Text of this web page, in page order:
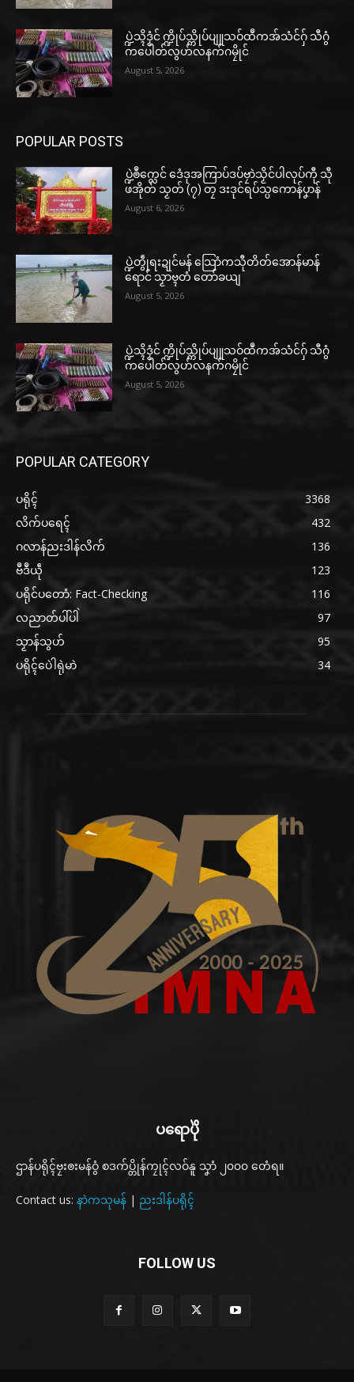
ပ္ဍဲသ္ၚိဒၟံင် က္ဍိုပ်သ္ကိုပ်ပျူသဝ်ထဳကအ်သံင်ဂှ် သီဂွံ
ကပေါတ်လွဟ်လနက်ဂမၠိုင်
August 5, 2026
POPULAR POSTS
ပ္ဍဲၜဳက္လေင် ဒေံဒုအကြာပ်ဒပ်ဗၠာဲသၟိင်ပါလုပ်ကီု သီု
ဖအိုတ် သၟတ် (၇) တၠ ဒးဒုင်ရပ်သ္ပကောန်ပၞာန်
August 6, 2026
ပ္ဍဲတွဵုရးဍုင်မန် သြောံကသီုတိတ်အောန်မာန်
ရောင် သၟာဗ္ၚတံ တော်ခယျ
August 5, 2026
ပ္ဍဲသ္ၚိဒၟံင် က္ဍိုပ်သ္ကိုပ်ပျူသဝ်ထဳကအ်သံင်ဂှ် သီဂွံ
ကပေါတ်လွဟ်လနက်ဂမၠိုင်
August 5, 2026
POPULAR CATEGORY
ပရိုၚ်
3368
လိက်ပရေၚ်
432
ဂလာန်ညးဒါန်လိက်
136
ဗဳဒဳယဵု
123
ပရိုင်ပတောံ: Fact-Checking
116
လညာတ်ပါ်ပါဲ
97
သၟာန်သွဟ်
95
ပရိုၚ်ပေဲါရုဲမာဲ
34
ပရောပိုဲ
ဌာန်ပရိုၚ်ဗၠးၜးမန်ဝွံ စဒက်ပ္တိုန်ကၠုၚ်လဝ်နူ သၞာံ ၂၀၀၀ တေံရ။
Contact us: နာဲကသုမန် | ညးဒါန်ပရိုၚ်
FOLLOW US